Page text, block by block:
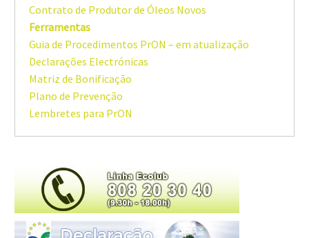
Contrato de Produtor de Óleos Novos
Ferramentas
Guia de Procedimentos PrON – em atualização
Declarações Electrónicas
Matriz de Bonificação
Plano de Prevenção
Lembretes para PrON